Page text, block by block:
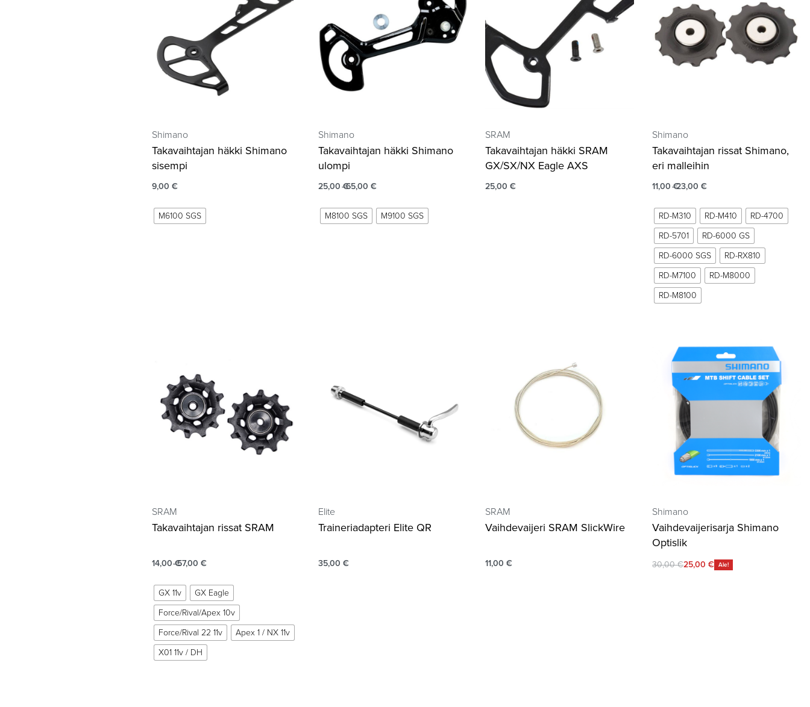
Shimano
Takavaihtajan häkki Shimano
sisempi
9,00 €
M6100 SGS
Shimano
Takavaihtajan häkki Shimano
ulompi
25,00€65,00 €
M8100 SGS M9100 SGS
SRAM
Takavaihtajan häkki SRAM
GX/SX/NX Eagle AXS
25,00€
Shimano
Takavaihtajan rissat Shimano,
eri malleihin
11,00€23,00 €
RD-M310 RD-M410
RD-4700
RD-5701
RD-6000 GS
RD-6000 SGS
RD-RX810
RD-M7100
RD-M8000
RD-M8100
SRAM
Takavaihtajan rissat SRAM
14,00€57,00€
GX 11v
GX Eagle
Force/Rival/Apex 10v
Force/Rival 22 11v
Apex 1 / NX 11v
X01 11v / DH
Elite
Traineriadapteri Elite QR
35,00€
SRAM
Vaihdevaijeri SRAM SlickWire
11,00€
Shimano
Vaihdevaijerisarja Shimano
Optislik
30,00€25,00€ Ale!